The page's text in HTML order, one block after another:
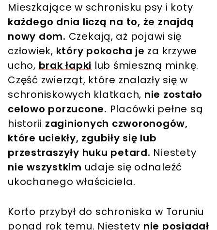
Mieszkające w schronisku psy i koty
każdego dnia liczą na to, że znajdą
nowy dom. Czekają, aż pojawi się
człowiek, który pokocha je za krzywe
ucho, brak łapki lub śmieszną minkę.
Część zwierząt, które znalazły się w
schroniskowych klatkach, nie zostało
celowo porzucone. Placówki pełne są
historii zaginionych czworonogów,
które uciekły, zgubiły się lub
przestraszyły huku petard. Niestety
nie wszystkim udaje się odnaleźć
ukochanego właściciela.
Korto przybył do schroniska w Toruniu
ponad rok temu. Niestety nie posiadał